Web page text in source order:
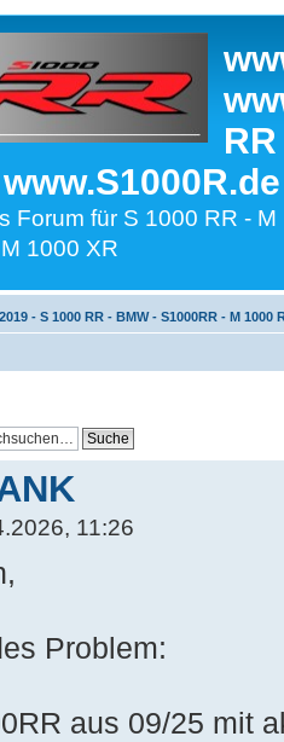
Forum für S 1000 RR -
1000 XR
- S 1000 RR - BMW - S1000RR - M 1000
11:26
Problem:
aus 09/25 mit